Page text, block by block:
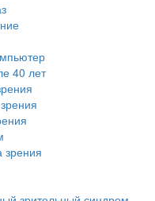
40 лет
зрения